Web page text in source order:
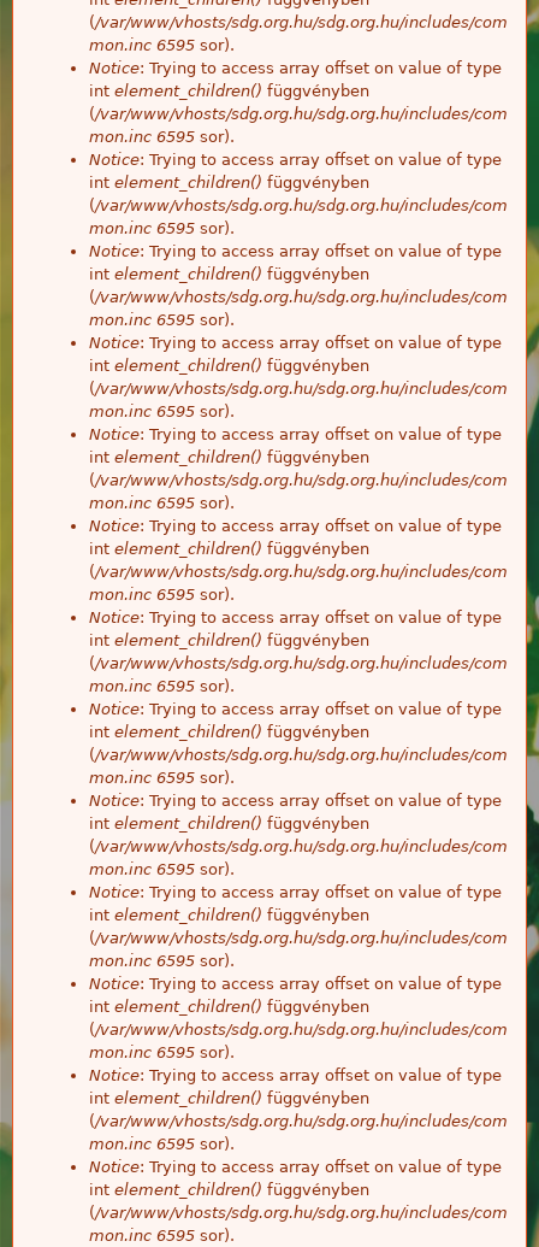
(/var/www/vhosts/sdg.org.hu/sdg.org.hu/includes/com
mon.inc 6595 sor).
Notice: Trying to access array offset on value of type
int element_children() függvényben
(/var/www/vhosts/sdg.org.hu/sdg.org.hu/includes/com
mon.inc 6595 sor).
Notice: Trying to access array offset on value of type
int element_children() függvényben
(/var/www/vhosts/sdg.org.hu/sdg.org.hu/includes/com
mon.inc 6595 sor).
Notice: Trying to access array offset on value of type
int element_children() függvényben
(/var/www/vhosts/sdg.org.hu/sdg.org.hu/includes/com
mon.inc 6595 sor).
Notice: Trying to access array offset on value of type
int element_children() függvényben
(/var/www/vhosts/sdg.org.hu/sdg.org.hu/includes/com
mon.inc 6595 sor).
Notice: Trying to access array offset on value of type
int element_children() függvényben
(/var/www/vhosts/sdg.org.hu/sdg.org.hu/includes/com
mon.inc 6595 sor).
Notice: Trying to access array offset on value of type
int element_children() függvényben
(/var/www/vhosts/sdg.org.hu/sdg.org.hu/includes/com
mon.inc 6595 sor).
Notice: Trying to access array offset on value of type
int element_children() függvényben
(/var/www/vhosts/sdg.org.hu/sdg.org.hu/includes/com
mon.inc 6595 sor).
Notice: Trying to access array offset on value of type
int element_children() függvényben
(/var/www/vhosts/sdg.org.hu/sdg.org.hu/includes/com
mon.inc 6595 sor).
Notice: Trying to access array offset on value of type
int element_children() függvényben
(/var/www/vhosts/sdg.org.hu/sdg.org.hu/includes/com
mon.inc 6595 sor).
Notice: Trying to access array offset on value of type
int element_children() függvényben
(/var/www/vhosts/sdg.org.hu/sdg.org.hu/includes/com
mon.inc 6595 sor).
Notice: Trying to access array offset on value of type
int element_children() függvényben
(/var/www/vhosts/sdg.org.hu/sdg.org.hu/includes/com
mon.inc 6595 sor).
Notice: Trying to access array offset on value of type
int element_children() függvényben
(/var/www/vhosts/sdg.org.hu/sdg.org.hu/includes/com
mon.inc 6595 sor).
Notice: Trying to access array offset on value of type
int element_children() függvényben
(/var/www/vhosts/sdg.org.hu/sdg.org.hu/includes/com
mon.inc 6595 sor).